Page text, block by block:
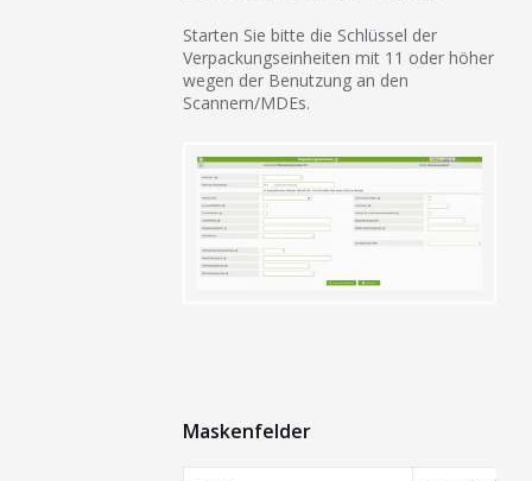
Starten Sie bitte die Schlüssel der
Verpackungseinheiten mit 11 oder höher
wegen der Benutzung an den
Scannern/MDEs.
Maskenfelder